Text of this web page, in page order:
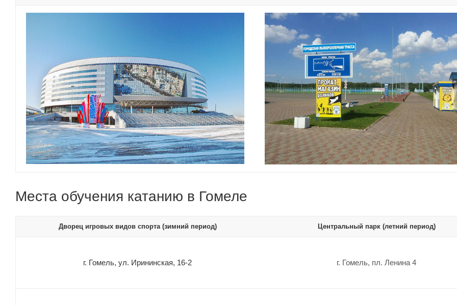
Места обучения катанию в Гомеле
Дворец игровых видов спорта (зимний период) Центральный парк (летний период)
г. Гомель, ул. Ирининская, 16-2 г. Гомель, пл. Ленина 4